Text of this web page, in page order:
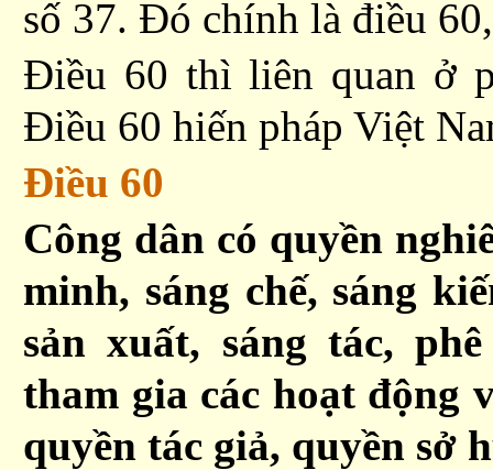
số 37. Đó chính là điều
Điều 60 thì liên quan ở
Điều 60 hiến pháp Việt
Ðiều 60
Công dân có quyền
minh, sáng chế, sáng
sản xuất, sáng tác,
tham gia các hoạt động
quyền tác giả, quyền sở